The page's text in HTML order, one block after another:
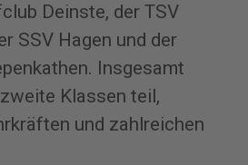
Deinste, der TSV
SSV Hagen und der
Insgesamt
Klassen teil,
und zahlreichen